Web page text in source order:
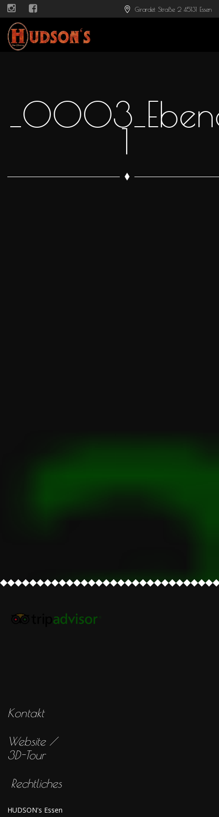
Girardet Straße 2 45131 Essen
1
Kontakt
Website /
3D-Tour
Rechtliches
HUDSON's Essen